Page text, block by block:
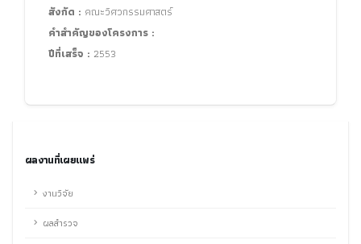
สังกัด : คณะวิศวกรรมศาสตร์
คำสำคัญของโครงการ :
ปีที่เสร็จ : 2553
ผลงานที่เผยแพร่
งานวิจัย
ผลสำรวจ